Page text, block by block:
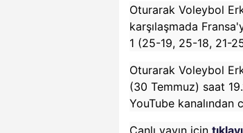
Oturarak Voleybol
karşılaşmada
1 (25-19, 25-18, 21-
Oturarak Voleybol
(30 Temmuz) saat
YouTube kanalından
Canlı yayın için